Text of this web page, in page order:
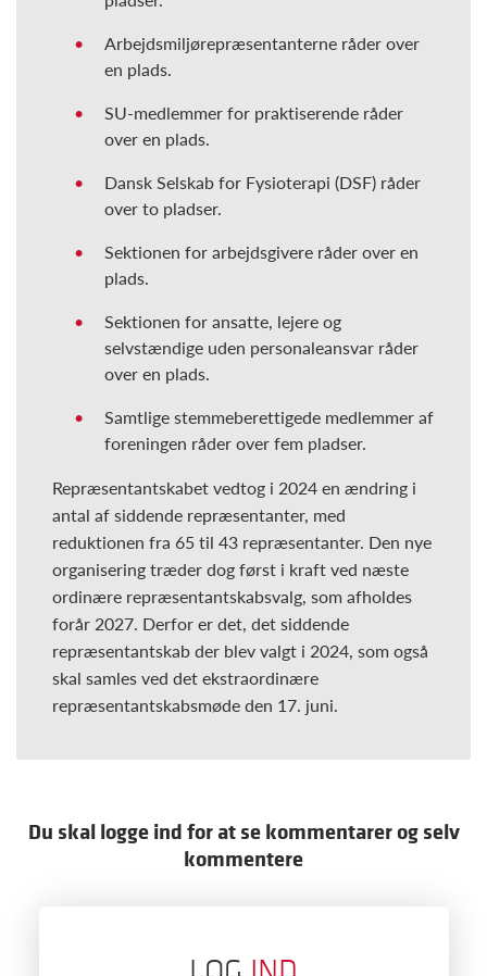
Arbejdsmiljørepræsentanterne råder over
en plads.
SU-medlemmer for praktiserende råder
over en plads.
Dansk Selskab for Fysioterapi (DSF) råder
over to pladser.
Sektionen for arbejdsgivere råder over en
plads.
Sektionen for ansatte, lejere og
selvstændige uden personaleansvar råder
over en plads.
Samtlige stemmeberettigede medlemmer af
foreningen råder over fem pladser.
Repræsentantskabet vedtog i 2024 en ændring i
antal af siddende repræsentanter, med
reduktionen fra 65 til 43 repræsentanter. Den nye
organisering træder dog først i kraft ved næste
ordinære repræsentantskabsvalg, som afholdes
forår 2027. Derfor er det, det siddende
repræsentantskab der blev valgt i 2024, som også
skal samles ved det ekstraordinære
repræsentantskabsmøde den 17. juni.
Du skal logge ind for at se kommentarer og selv
kommentere